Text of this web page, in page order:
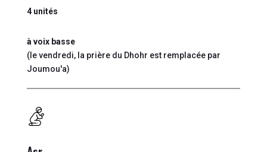
4 unités
à voix basse
(le vendredi, la prière du Dhohr est remplacée par
Joumou'a)